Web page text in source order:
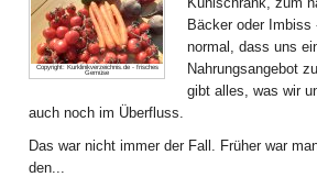
Copyright: Kurklinikverzeichnis.de - frisches
Gemüse
Bäcker oder
normal, dass uns
Nahrungsangebot
gibt alles, was wir
auch noch im Überfluss.
Das war nicht immer der Fall. Früher war
den...